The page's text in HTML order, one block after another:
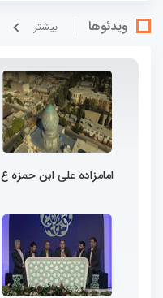
ویدئوها بيشتر
امامزاده علی ابن حمزه ع